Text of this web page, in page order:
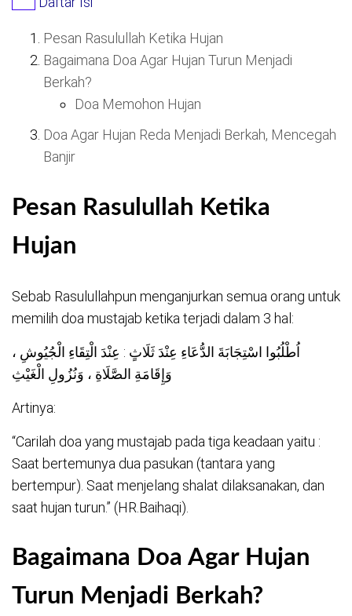
Pesan Rasulullah Ketika Hujan
Bagaimana Doa Agar Hujan Turun Menjadi
Berkah?
Doa Memohon Hujan
Doa Agar Hujan Reda Menjadi Berkah, Mencegah
Banjir
Pesan Rasulullah Ketika
Hujan
Sebab Rasulullahpun menganjurkan semua orang untuk
memilih doa mustajab ketika terjadi dalam 3 hal:
اُطْلُبُوا اسْتِجَابَةَ الدُّعَاءِ عِنْدَ ثَلَاثٍ : عِنْدَ الْتِقَاءِ الْجُيُوشِ ،
وَإِقَامَةِ الصَّلَاةِ ، وَنُزُولِ الْغَيْثِ
Artinya:
“Carilah doa yang mustajab pada tiga keadaan yaitu :
Saat bertemunya dua pasukan (tantara yang
bertempur). Saat menjelang shalat dilaksanakan, dan
saat hujan turun.” (HR.Baihaqi).
Bagaimana Doa Agar Hujan
Turun Menjadi Berkah?